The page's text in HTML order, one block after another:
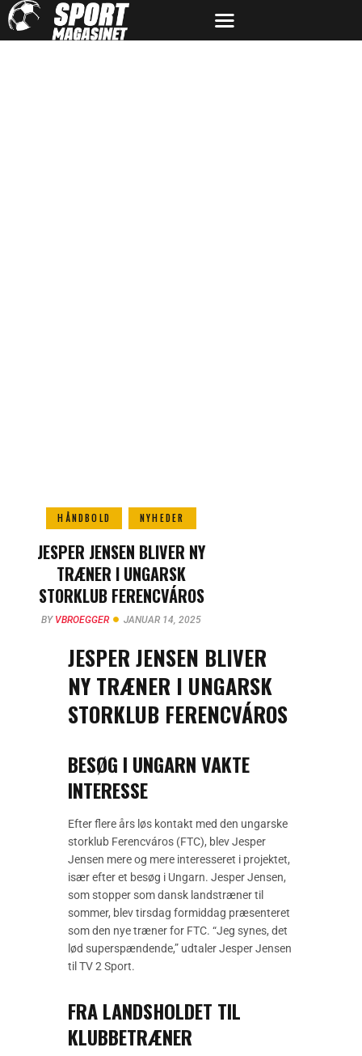
HÅNDBOLD NYHEDER
JESPER JENSEN BLIVER NY
TRÆNER I UNGARSK
STORKLUB FERENCVÁROS
BY VBROEGGER JANUAR 14, 2025
JESPER JENSEN BLIVER
NY TRÆNER I UNGARSK
STORKLUB FERENCVÁROS
BESØG I UNGARN VAKTE
INTERESSE
Efter flere års løs kontakt med den ungarske
storklub Ferencváros (FTC), blev Jesper
Jensen mere og mere interesseret i projektet,
især efter et besøg i Ungarn. Jesper Jensen,
som stopper som dansk landstræner til
sommer, blev tirsdag formiddag præsenteret
som den nye træner for FTC. “Jeg synes, det
lød superspændende,” udtaler Jesper Jensen
til TV 2 Sport.
FRA LANDSHOLDET TIL
KLUBBETRÆNER